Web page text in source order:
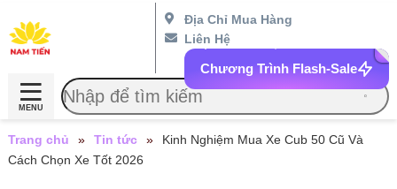
Địa Chỉ Mua Hàng
Liên Hệ
Chương Trình Flash-Sale
MENU
Trang chủ » Tin tức »
Kinh Nghiệm Mua Xe Cub 50 Cũ Và
Cách Chọn Xe Tốt 2026